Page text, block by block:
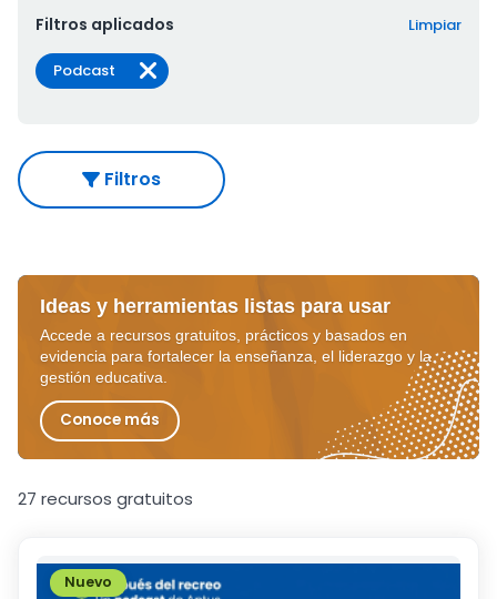
Filtros aplicados Limpiar
Podcast
Filtros
Ideas y herramientas listas para usar
Accede a recursos gratuitos, prácticos y basados en
evidencia para fortalecer la enseñanza, el liderazgo y la
gestión educativa.
Conoce más
27 recursos gratuitos
Nuevo